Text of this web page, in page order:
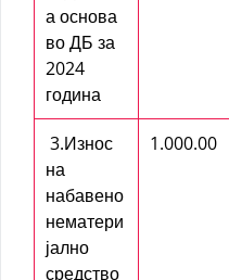
а основа
во ДБ за
2024
година
3.Износ
на
набавено
нематери
јално
средство
1.000.00